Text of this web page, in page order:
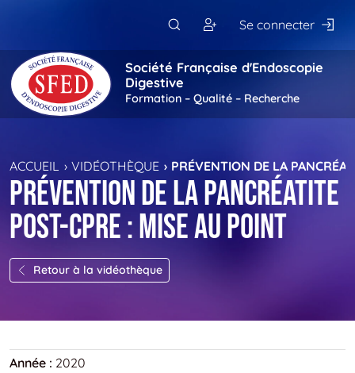
Se connecter
Société Française d'Endoscopie
Digestive
Formation – Qualité – Recherche
ACCUEIL VIDÉOTHÈQUE PRÉVENTION DE LA
Prévention de la pancréatite
post-CPRE : mise au point
Retour à la vidéothèque
Année : 2020